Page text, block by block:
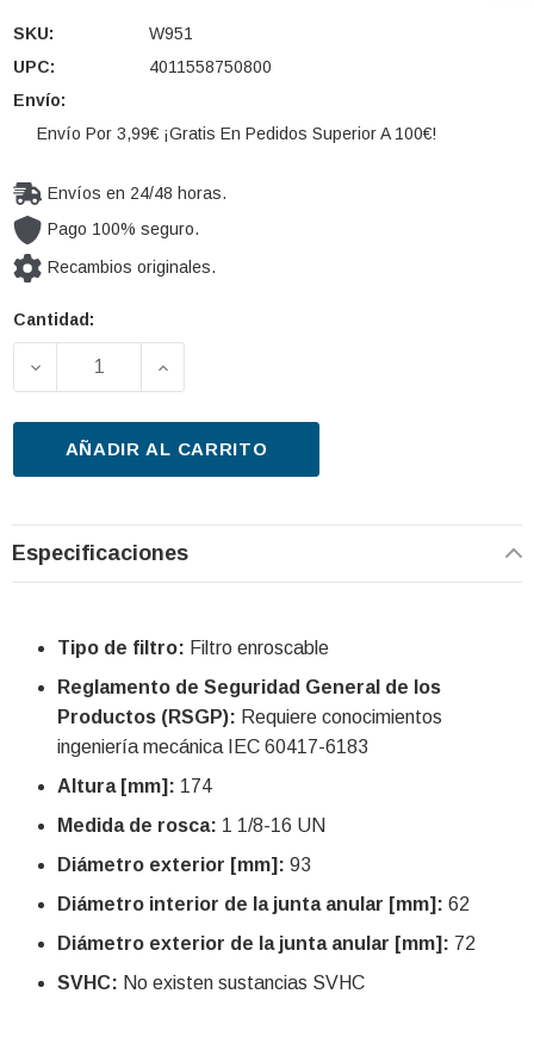
SKU:
W951
UPC:
4011558750800
Envío:
Envío Por 3,99€ ¡Gratis En Pedidos Superior A 100€!
Envíos en 24/48 horas.
Pago 100% seguro.
Recambios originales.
Cantidad
Cantidad:
DISMINUIR LA CANTIDAD DE FILTRO DE ACEITE
AUMENTAR LA CANTIDAD DE FILTRO
AÑADIR AL CARRITO
Especificaciones
Tipo de filtro: Filtro enroscable
Reglamento de Seguridad General de los
Productos (RSGP): Requiere conocimientos
ingeniería mecánica IEC 60417-6183
Altura [mm]: 174
Medida de rosca: 1 1/8-16 UN
Diámetro exterior [mm]: 93
Diámetro interior de la junta anular [mm]: 62
Diámetro exterior de la junta anular [mm]: 72
SVHC: No existen sustancias SVHC